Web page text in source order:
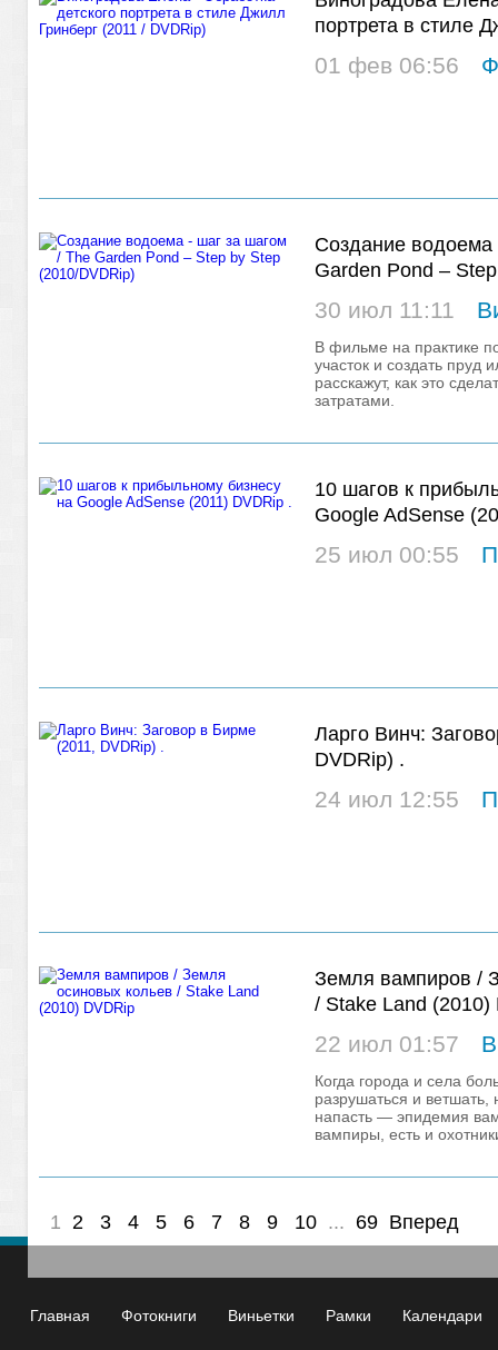
портрета в стиле
DVDRip)
01 фев 06:56
Создание
Garden Pond –
30 июл 11:11
В фильме на практике
участок и создать пруд
расскажут, как это
затратами.
10 шагов к
Google AdSense
25 июл 00:55
Ларго Винч:
DVDRip) .
24 июл 12:55
Земля вампиров /
/ Stake Land (2010)
22 июл 01:57
Когда города и села
разрушаться и
напасть — эпидемия
вампиры, есть и
1 2 3 4 5 6 7 8 9 10 ... 69 Вперед
Главная Фотокниги Виньетки Рамки Календари